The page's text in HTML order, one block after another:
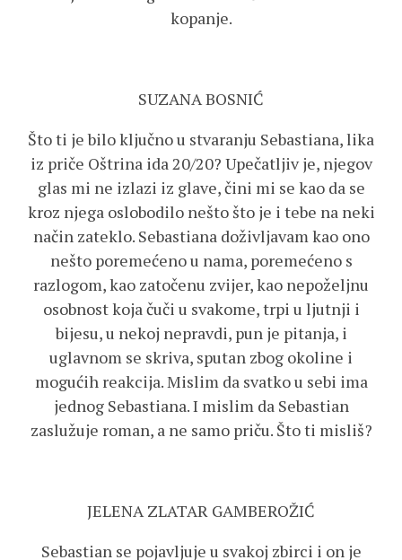
kopanje.
SUZANA BOSNIĆ
Što ti je bilo ključno u stvaranju Sebastiana, lika
iz priče Oštrina ida 20/20? Upečatljiv je, njegov
glas mi ne izlazi iz glave, čini mi se kao da se
kroz njega oslobodilo nešto što je i tebe na neki
način zateklo. Sebastiana doživljavam kao ono
nešto poremećeno u nama, poremećeno s
razlogom, kao zatočenu zvijer, kao nepoželjnu
osobnost koja čuči u svakome, trpi u ljutnji i
bijesu, u nekoj nepravdi, pun je pitanja, i
uglavnom se skriva, sputan zbog okoline i
mogućih reakcija. Mislim da svatko u sebi ima
jednog Sebastiana. I mislim da Sebastian
zaslužuje roman, a ne samo priču. Što ti misliš?
JELENA ZLATAR GAMBEROŽIĆ
Sebastian se pojavljuje u svakoj zbirci i on je